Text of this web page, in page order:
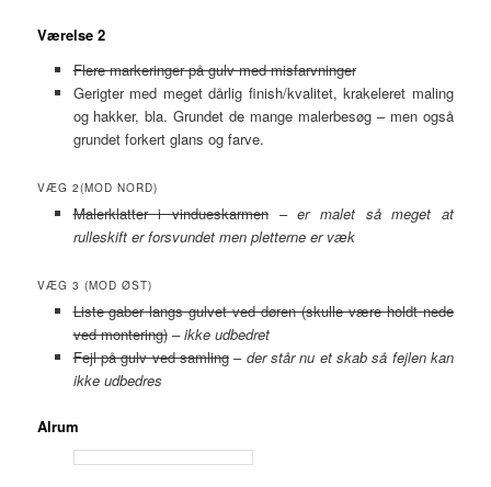
Værelse 2
Flere markeringer på gulv med misfarvninger
Gerigter med meget dårlig finish/kvalitet, krakeleret maling
og hakker, bla. Grundet de mange malerbesøg – men også
grundet forkert glans og farve.
VÆG 2(MOD NORD)
Malerklatter i vindueskarmen–er malet så meget at
rulleskift er forsvundet men pletterne er væk
VÆG 3 (MOD ØST)
Liste gaber langs gulvet ved døren (skulle være holdt nede
ved montering) – ikke udbedret
Fejl på gulv ved samling– der står nu et skab så fejlen kan
ikke udbedres
Alrum